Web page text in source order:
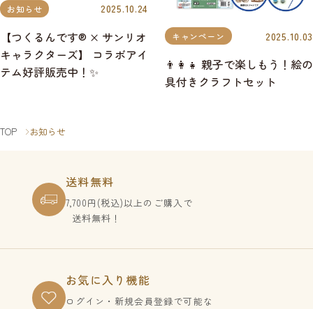
お知らせ 2025.10.24
【つくるんです® × サンリオ
キャラクターズ】 コラボアイ
テム好評販売中！✨
キャンペーン 2025.10.03
👨‍👩‍👧 親子で楽しもう！絵の
具付きクラフトセット
TOP お知らせ
送料無料
7,700円(税込)以上のご購入で
送料無料！
お気に入り機能
ログイン・新規会員登録で可能な